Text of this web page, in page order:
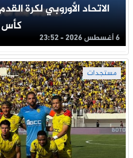
الاتحاد الأوروبي لكرة
كأس
6 أغسطس 2026 - 23:52
مستجدات